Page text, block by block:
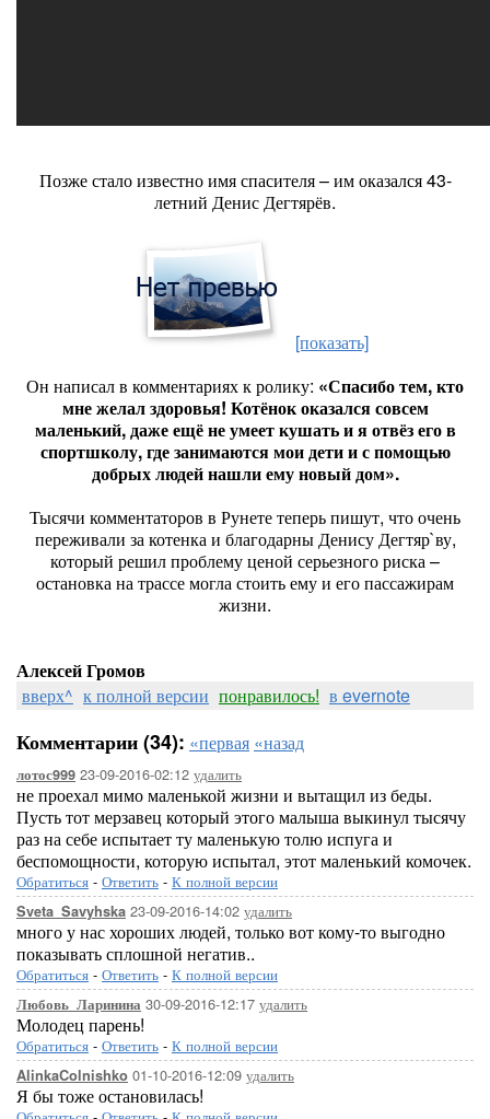
Позже стало известно имя спасителя – им оказался 43-
летний Денис Дегтярёв.
[показать]
Он написал в комментариях к ролику: «Спасибо тем, кто
мне желал здоровья! Котёнок оказался совсем
маленький, даже ещё не умеет кушать и я отвёз его в
спортшколу, где занимаются мои дети и с помощью
добрых людей нашли ему новый дом».
Тысячи комментаторов в Рунете теперь пишут, что очень
переживали за котенка и благодарны Денису Дегтяр`ву,
который решил проблему ценой серьезного риска –
остановка на трассе могла стоить ему и его пассажирам
жизни.
Алексей Громов
вверх^ к полной версии понравилось! в evernote
Комментарии (34): «первая «назад
лотос999 23-09-2016-02:12 удалить
не проехал мимо маленькой жизни и вытащил из беды.
Пусть тот мерзавец который этого малыша выкинул тысячу
раз на себе испытает ту маленькую толю испуга и
беспомощности, которую испытал, этот маленький комочек.
Обратиться - Ответить - К полной версии
Sveta_Savyhska 23-09-2016-14:02 удалить
много у нас хороших людей, только вот кому-то выгодно
показывать сплошной негатив..
Обратиться - Ответить - К полной версии
Любовь_Ларинина 30-09-2016-12:17 удалить
Молодец парень!
Обратиться - Ответить - К полной версии
AlinkaColnishko 01-10-2016-12:09 удалить
Я бы тоже остановилась!